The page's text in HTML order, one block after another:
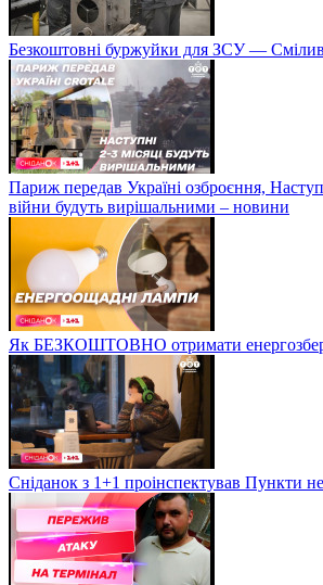
Безкоштовні буржуйки для ЗСУ —
Париж передав Україні озброєння,
війни будуть вирішальними – новини
Як БЕЗКОШТОВНО отримати
Сніданок з 1+1 проінспектував Пункти